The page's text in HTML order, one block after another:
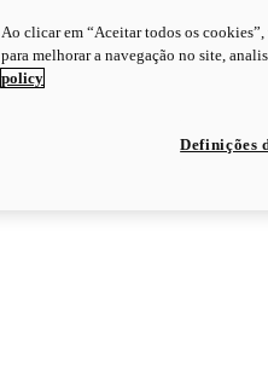
Ao clicar em “Aceitar todos os
para melhorar a navegação no site,
policy
Definições